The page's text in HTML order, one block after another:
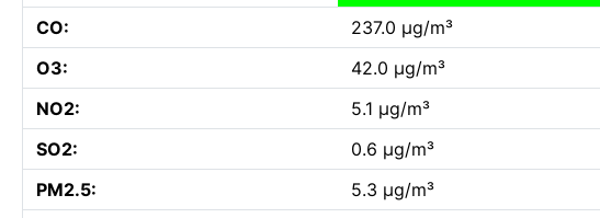
CO:
237.0 µg/m³
O3:
42.0 µg/m³
NO2:
5.1 µg/m³
SO2:
0.6 µg/m³
PM2.5:
5.3 µg/m³